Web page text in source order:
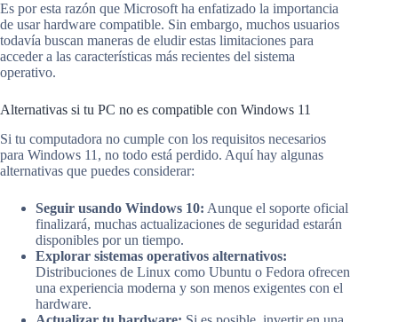
Es por esta razón que Microsoft ha enfatizado la importancia
de usar hardware compatible. Sin embargo, muchos usuarios
todavía buscan maneras de eludir estas limitaciones para
acceder a las características más recientes del sistema
operativo.
Alternativas si tu PC no es compatible con Windows 11
Si tu computadora no cumple con los requisitos necesarios
para Windows 11, no todo está perdido. Aquí hay algunas
alternativas que puedes considerar:
Seguir usando Windows 10: Aunque el soporte oficial
finalizará, muchas actualizaciones de seguridad estarán
disponibles por un tiempo.
Explorar sistemas operativos alternativos:
Distribuciones de Linux como Ubuntu o Fedora ofrecen
una experiencia moderna y son menos exigentes con el
hardware.